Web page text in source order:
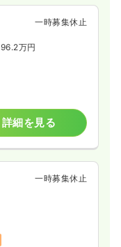
一時募集休止
万円
詳細を見る
一時募集休止